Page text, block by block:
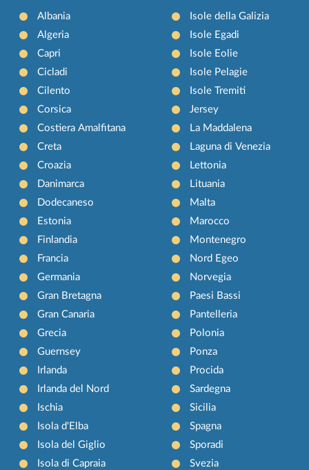
Albania
Algeria
Capri
Cicladi
Cilento
Corsica
Costiera Amalfitana
Creta
Croazia
Danimarca
Dodecaneso
Estonia
Finlandia
Francia
Germania
Gran Bretagna
Gran Canaria
Grecia
Guernsey
Irlanda
Irlanda del Nord
Ischia
Isola d'Elba
Isola del Giglio
Isola di Capraia
Isole della Galizia
Isole Egadi
Isole Eolie
Isole Pelagie
Isole Tremiti
Jersey
La Maddalena
Laguna di Venezia
Lettonia
Lituania
Malta
Marocco
Montenegro
Nord Egeo
Norvegia
Paesi Bassi
Pantelleria
Polonia
Ponza
Procida
Sardegna
Sicilia
Spagna
Sporadi
Svezia